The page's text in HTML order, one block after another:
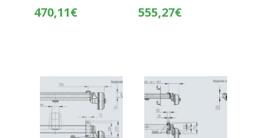
470,11€ 555,27€